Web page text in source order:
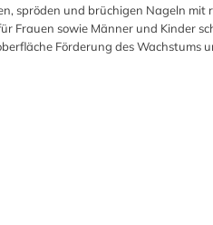
spröden und brüchigen Nageln
Frauen sowie Männer und Kinder
Förderung des Wachstums